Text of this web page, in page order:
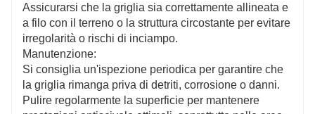
Assicurarsi che la griglia sia correttamente allineata e
a filo con il terreno o la struttura circostante per evitare
irregolarità o rischi di inciampo.
Manutenzione:
Si consiglia un'ispezione periodica per garantire che
la griglia rimanga priva di detriti, corrosione o danni.
Pulire regolarmente la superficie per mantenere